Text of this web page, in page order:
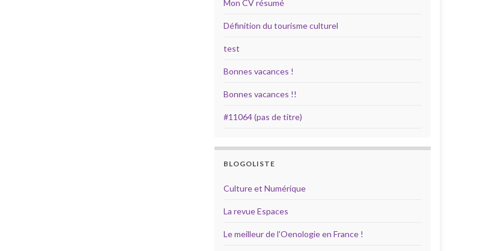
Mon CV résumé
Définition du tourisme culturel
test
Bonnes vacances !
Bonnes vacances !!
#11064 (pas de titre)
BLOGOLISTE
Culture et Numérique
La revue Espaces
Le meilleur de l'Oenologie en France !